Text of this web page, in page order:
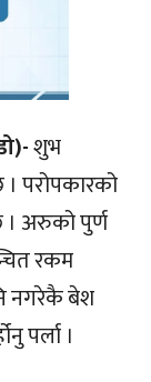
शुभ
परोपकारको
। अरुको पुर्ण
रकम
नगरेकै बेश
पर्ला ।